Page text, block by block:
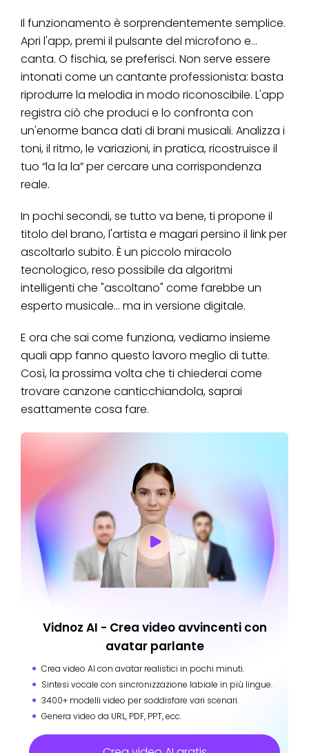
Il funzionamento è sorprendentemente semplice.
Apri l'app, premi il pulsante del microfono e...
canta. O fischia, se preferisci. Non serve essere
intonati come un cantante professionista: basta
riprodurre la melodia in modo riconoscibile. L'app
registra ciò che produci e lo confronta con
un'enorme banca dati di brani musicali. Analizza i
toni, il ritmo, le variazioni, in pratica, ricostruisce il
tuo “la la la” per cercare una corrispondenza
reale.
In pochi secondi, se tutto va bene, ti propone il
titolo del brano, l'artista e magari persino il link per
ascoltarlo subito. È un piccolo miracolo
tecnologico, reso possibile da algoritmi
intelligenti che "ascoltano" come farebbe un
esperto musicale... ma in versione digitale.
E ora che sai come funziona, vediamo insieme
quali app fanno questo lavoro meglio di tutte.
Così, la prossima volta che ti chiederai come
trovare canzone canticchiandola, saprai
esattamente cosa fare.
Vidnoz AI - Crea video avvincenti con
avatar parlante
Crea video AI con avatar realistici in pochi minuti.
Sintesi vocale con sincronizzazione labiale in più lingue.
3400+ modelli video per soddisfare vari scenari.
Genera video da URL, PDF, PPT, ecc.